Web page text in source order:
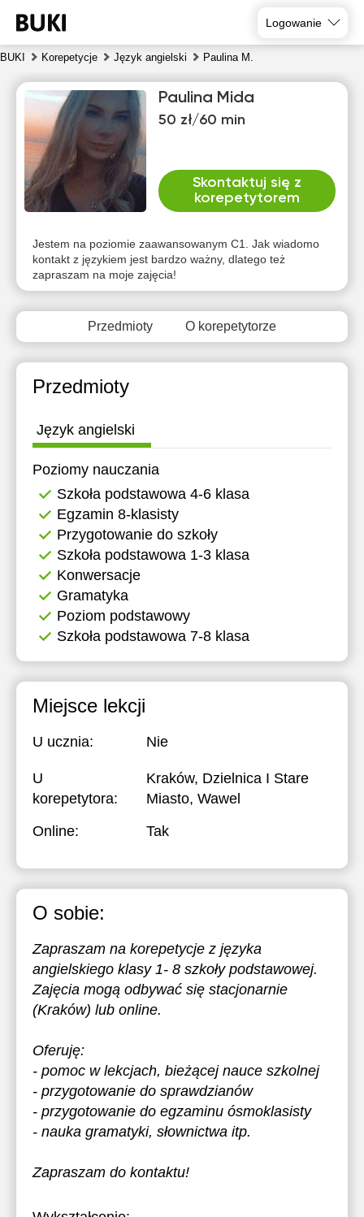
Logowanie
BUKI Korepetycje Język angielski Paulina M.
Paulina Mida
50 zł/60 min
Skontaktuj się z
korepetytorem
Jestem na poziomie zaawansowanym C1. Jak wiadomo
kontakt z językiem jest bardzo ważny, dlatego też
zapraszam na moje zajęcia!
Przedmioty O korepetytorze
Przedmioty
Język angielski
Poziomy nauczania
Szkoła podstawowa 4-6 klasa
Egzamin 8-klasisty
Przygotowanie do szkoły
Szkoła podstawowa 1-3 klasa
Konwersacje
Gramatyka
Poziom podstawowy
Szkoła podstawowa 7-8 klasa
Miejsce lekcji
U ucznia: Nie
U
korepetytora:
Kraków, Dzielnica I Stare
Miasto, Wawel
Online:
Tak
O sobie:
Zapraszam na korepetycje z języka
angielskiego klasy 1- 8 szkoły podstawowej.
Zajęcia mogą odbywać się stacjonarnie
(Kraków) lub online.
Oferuję:
- pomoc w lekcjach, bieżącej nauce szkolnej
- przygotowanie do sprawdzianów
- przygotowanie do egzaminu ósmoklasisty
- nauka gramatyki, słownictwa itp.
Zapraszam do kontaktu!
7
8
9
10
11
12
Brak
dostępnych
terminów
Brak
dostępnych
terminów
Brak
dostępnych
terminów
dostępnych
terminów
dostępnych
terminów
Brak
terminów